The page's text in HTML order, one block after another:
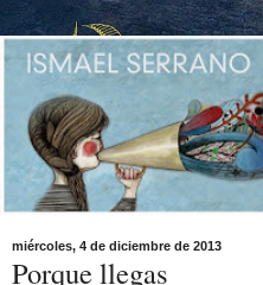
miércoles, 4 de diciembre de 2013
Porque llegas